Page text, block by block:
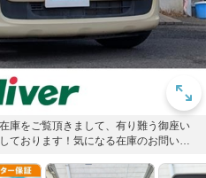
庫をご覧頂きまして、有り難う御座い
ております！気になる在庫のお問い合